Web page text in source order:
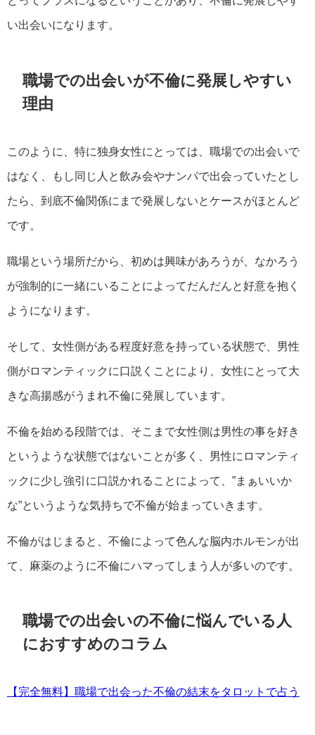
い出会いになります。
職場での出会いが不倫に発展しやすい
理由
このように、特に独身女性にとっては、職場での出会いで
はなく、もし同じ人と飲み会やナンパで出会っていたとし
たら、到底不倫関係にまで発展しないとケースがほとんど
です。
職場という場所だから、初めは興味があろうが、なかろう
が強制的に一緒にいることによってだんだんと好意を抱く
ようになります。
そして、女性側がある程度好意を持っている状態で、男性
側がロマンティックに口説くことにより、女性にとって大
きな高揚感がうまれ不倫に発展しています。
不倫を始める段階では、そこまで女性側は男性の事を好き
というような状態ではないことが多く、男性にロマンティ
ックに少し強引に口説かれることによって、”まぁいいか
な”というような気持ちで不倫が始まっていきます。
不倫がはじまると、不倫によって色んな脳内ホルモンが出
て、麻薬のように不倫にハマってしまう人が多いのです。
職場での出会いの不倫に悩んでいる人
におすすめのコラム
【完全無料】職場で出会った不倫の結末をタロットで占う